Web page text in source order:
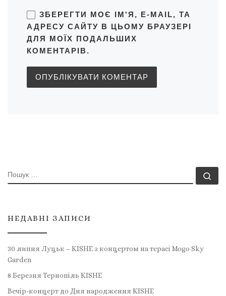
ЗБЕРЕГТИ МОЄ ІМ'Я, E-MAIL, ТА
АДРЕСУ САЙТУ В ЦЬОМУ БРАУЗЕРІ
ДЛЯ МОЇХ ПОДАЛЬШИХ
КОМЕНТАРІВ.
ПОШУК
НЕДАВНІ ЗАПИСИ
30 липня Луцьк – KISHE з концертом на терасі Mogo Sky
Garden
8 Березня Тернопіль KISHE
Вечір-концерт до Дня народження KISHE